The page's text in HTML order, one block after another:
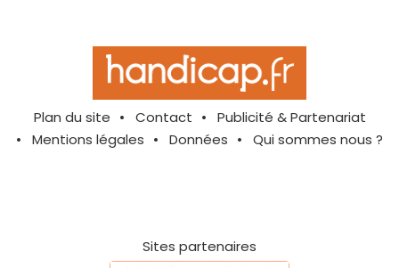
Plan du site Contact
Publicité & Partenariat
Mentions légales
Données Qui sommes nous ?
Sites partenaires